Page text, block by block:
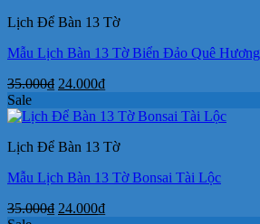
24.000₫.
Lịch Để Bàn 13 Tờ
Mẫu Lịch Bàn 13 Tờ Biển Đảo Quê Hương
35.000₫ Giá
là:
24.000₫Giá
tại
24.000₫.
Sale
Lịch Để Bàn 13 Tờ
Mẫu Lịch Bàn 13 Tờ Bonsai Tài Lộc
35.000₫ Giá
24.000₫Giá